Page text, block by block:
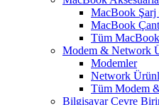
MacBook Şarj
MacBook
Tüm MacBook
Modem & Network
Modemler
Network
Tüm Modem
Bilgisayar Çevre